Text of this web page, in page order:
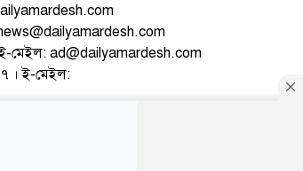
মেইল: ad@dailyamardesh.com
। ই-মেইল: